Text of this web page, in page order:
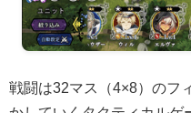
戦闘は32マス（4×8）のフ